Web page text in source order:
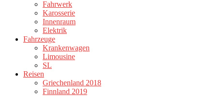
Fahrwerk
Karosserie
Innenraum
Elektrik
Fahrzeuge
Krankenwagen
Limousine
SL
Reisen
Griechenland 2018
Finnland 2019